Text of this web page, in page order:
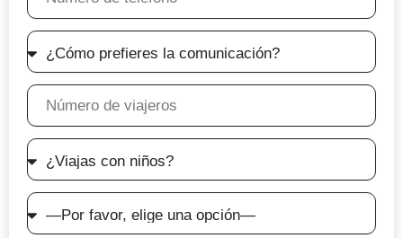
de
teléfono
¿Cómo
prefieres
la
comunicación,
por
email
o
llamada?
Número
de
viajeros
¿Viajas
con
niños?
—
Por